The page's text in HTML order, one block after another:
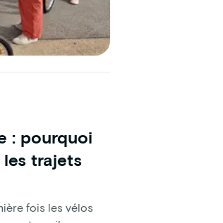
: pourquoi
trajets
fois les vélos